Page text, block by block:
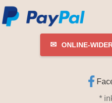
✉ ONLINE-
*